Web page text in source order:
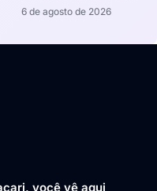
6 de agosto de 2026
você vê aqui